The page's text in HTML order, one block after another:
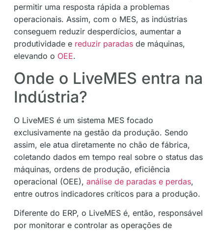
permitir uma resposta rápida a problemas
operacionais. Assim, com o MES, as indústrias
conseguem reduzir desperdícios, aumentar a
produtividade e reduzir paradas de máquinas,
elevando o OEE.
Onde o LiveMES entra na
Indústria?
O LiveMES é um sistema MES focado
exclusivamente na gestão da produção. Sendo
assim, ele atua diretamente no chão de fábrica,
coletando dados em tempo real sobre o status das
máquinas, ordens de produção, eficiência
operacional (OEE), análise de paradas e perdas,
entre outros indicadores críticos para a produção.
Diferente do ERP, o LiveMES é, então, responsável
por monitorar e controlar as operações de